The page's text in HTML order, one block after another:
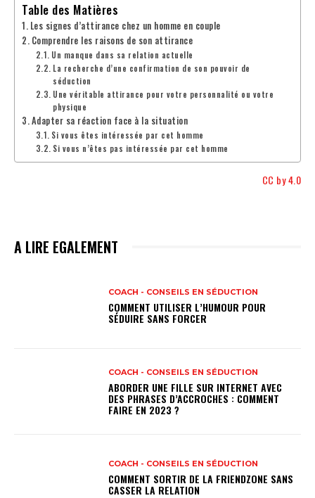
Table des Matières
Les signes d’attirance chez un homme en couple
Comprendre les raisons de son attirance
Un manque dans sa relation actuelle
La recherche d’une confirmation de son pouvoir de
séduction
Une véritable attirance pour votre personnalité ou votre
physique
Adapter sa réaction face à la situation
Si vous êtes intéressée par cet homme
Si vous n’êtes pas intéressée par cet homme
CC by 4.0
A LIRE EGALEMENT
COACH - CONSEILS EN SÉDUCTION
COMMENT UTILISER L’HUMOUR POUR
SÉDUIRE SANS FORCER
COACH - CONSEILS EN SÉDUCTION
ABORDER UNE FILLE SUR INTERNET AVEC
DES PHRASES D’ACCROCHES : COMMENT
FAIRE EN 2023 ?
COACH - CONSEILS EN SÉDUCTION
COMMENT SORTIR DE LA FRIENDZONE SANS
CASSER LA RELATION